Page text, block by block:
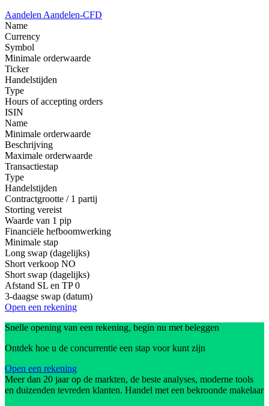
Aandelen Aandelen-CFD
Name
Currency
Symbol
Minimale orderwaarde
Ticker
Handelstijden
Type
Hours of accepting orders
ISIN
Name
Minimale orderwaarde
Beschrijving
Maximale orderwaarde
Transactiestap
Type
Handelstijden
Contractgrootte / 1 partij
Storting vereist
Waarde van 1 pip
Financiële hefboomwerking
Minimale stap
Long swap (dagelijks)
Short verkoop NO
Short swap (dagelijks)
Afstand SL en TP 0
3-daagse swap (datum)
Open een rekening
Snelle opening van een rekening, begin nu met beleggen
Ontdek hoe u de concurrentie een stap voor kunt zijn
Open een rekening
Meer dan 20 jaar op de markten, de beste analyses, moderne tools
en duizenden tevreden klanten. Handel met een bekroonde makelaar